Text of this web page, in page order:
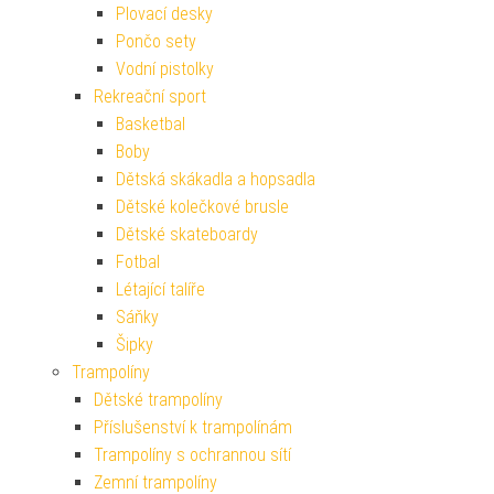
Plovací desky
Pončo sety
Vodní pistolky
Rekreační sport
Basketbal
Boby
Dětská skákadla a hopsadla
Dětské kolečkové brusle
Dětské skateboardy
Fotbal
Létající talíře
Sáňky
Šipky
Trampolíny
Dětské trampolíny
Příslušenství k trampolínám
Trampolíny s ochrannou sítí
Zemní trampolíny